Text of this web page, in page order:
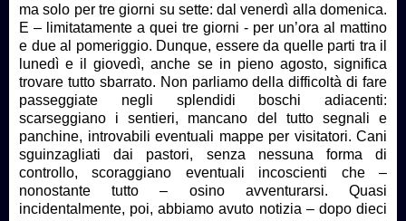
ma solo per tre giorni su sette: dal venerdì alla domenica.
E – limitatamente a quei tre giorni - per un’ora al mattino
e due al pomeriggio. Dunque, essere da quelle parti tra il
lunedì e il giovedì, anche se in pieno agosto, significa
trovare tutto sbarrato. Non parliamo della difficoltà di fare
passeggiate negli splendidi boschi adiacenti:
scarseggiano i sentieri, mancano del tutto segnali e
panchine, introvabili eventuali mappe per visitatori. Cani
sguinzagliati dai pastori, senza nessuna forma di
controllo, scoraggiano eventuali incoscienti che –
nonostante tutto – osino avventurarsi. Quasi
incidentalmente, poi, abbiamo avuto notizia – dopo dieci